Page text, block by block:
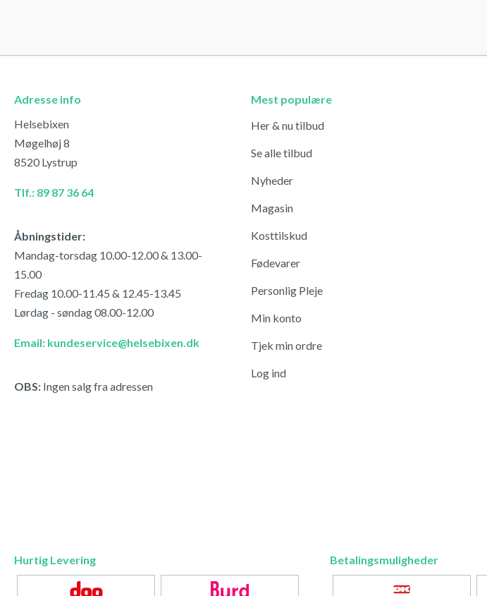
Adresse info
Helsebixen
Møgelhøj 8
8520 Lystrup
Tlf.: 89 87 36 64
Åbningstider:
Mandag-torsdag 10.00-12.00 & 13.00-
15.00
Fredag 10.00-11.45 & 12.45-13.45
Lørdag - søndag 08.00-12.00
Email: kundeservice@helsebixen.dk
OBS: Ingen salg fra adressen
Mest populære
Her & nu tilbud
Se alle tilbud
Nyheder
Magasin
Kosttilskud
Fødevarer
Personlig Pleje
Min konto
Tjek min ordre
Log ind
Hurtig Levering Betalingsmuligheder